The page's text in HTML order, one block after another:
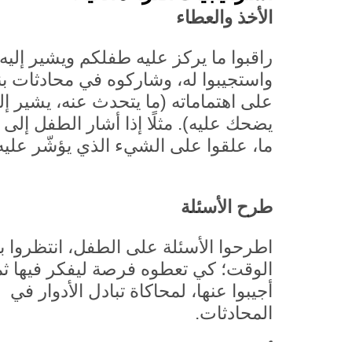
الأخذ والعطاء
راقبوا ما يركز عليه طفلكم ويشير
واستجيبوا له، وشاركوه في محادثات
على اهتماماته (ما يتحدث عنه، يشير
يضحك عليه). مثلًا إذا أشار الطفل
ما، علقوا على الشيء الذي يؤشّر
طرح الأسئلة
اطرحوا الأسئلة على الطفل،
الوقت؛ كي تعطوه فرصة ليفكر فيها
أجيبوا عنها، لمحاكاة تبادل الأدوار في
المحادثات.